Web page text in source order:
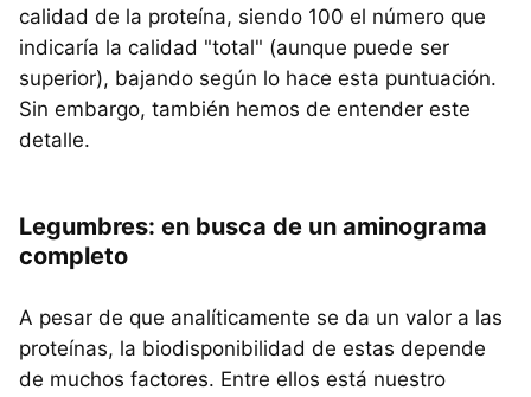
calidad de la proteína, siendo 100 el número que
indicaría la calidad "total" (aunque puede ser
superior), bajando según lo hace esta puntuación.
Sin embargo, también hemos de entender este
detalle.
Legumbres: en busca de un aminograma
completo
A pesar de que analíticamente se da un valor a las
proteínas, la biodisponibilidad de estas depende
de muchos factores. Entre ellos está nuestro